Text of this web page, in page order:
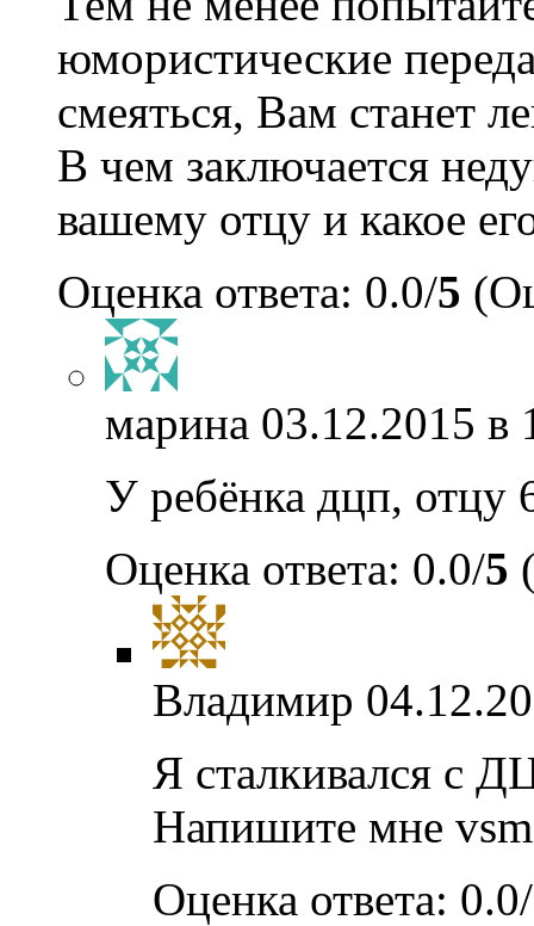
юмористические
смеяться, Вам станет
В чем заключается
вашему отцу и какое
Оценка ответа: 0.0/5
марина 03.12.2015 в
У ребёнка дцп, отцу
Оценка ответа: 0.0/5
Владимир
Я сталкивался с
Напишите мне
Оценка ответа: 0.0/